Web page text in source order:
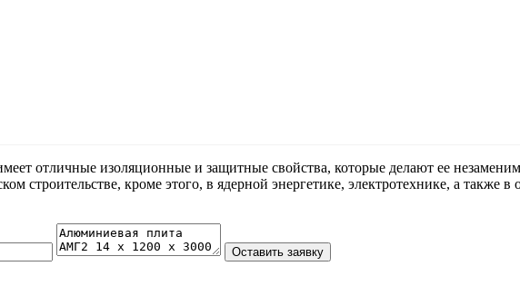
отличные изоляционные и защитные свойства, которые делают ее
кроме этого, в ядерной энергетике, электротехнике, а также в